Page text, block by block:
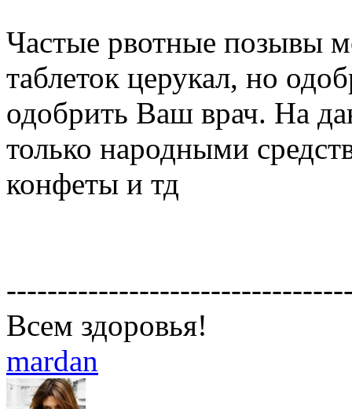
Частые рвотные позывы
таблеток церукал, но
одобрить Ваш врач. На
только народными
конфеты и тд
Всем здоровья!
mardan